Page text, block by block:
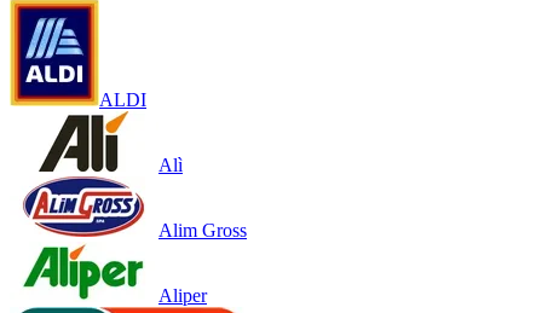
ALDI
Alì
Alim Gross
Aliper